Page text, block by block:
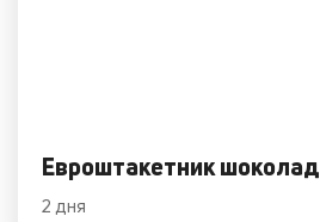
Евроштакетник шоколад
2 дня